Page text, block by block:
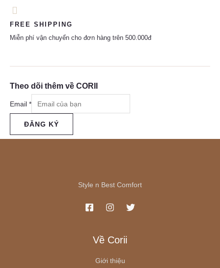
FREE SHIPPING
Miễn phí vận chuyển cho đơn hàng trên 500.000đ
Theo dõi thêm về CORII
Email *
ĐĂNG KÝ
Style n Best Comfort
Về Corii
Giới thiệu